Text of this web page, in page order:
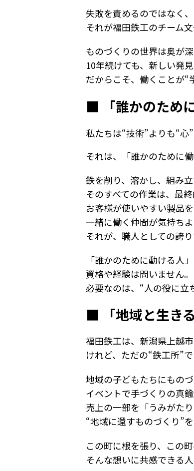
失敗を責めるのではなく
それが福田鉄工のチーム文
ものづくりの世界は奥が深
10年続けても、新しい発見
だからこそ、働くことが“
■ 「誰かのため
私たちは“技術”よりも“心”
それは、「誰かのために
鉄を削り、溶かし、組み立
そのすべての作業は、最
お客様が使いやすい製品を
一緒に働く仲間が気持ち
それが、職人としての誇り
「誰かのために動ける人
資格や経験は問いません。
必要なのは、“人の役に立
■ 「地域と生き
福田鉄工は、新潟県上越
けれど、ただの“鉄工所”で
地域の子どもたちにもの
イベントで手づくりの真
売上の一部を「うみがた
“地域に還すものづくり”
この町に根を張り、この
そんな想いに共感できる